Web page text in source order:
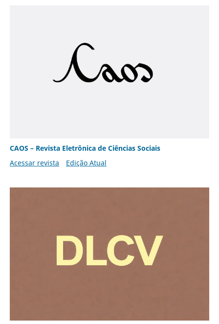
CAOS – Revista Eletrônica de Ciências Sociais
Acessar revista
Edição Atual